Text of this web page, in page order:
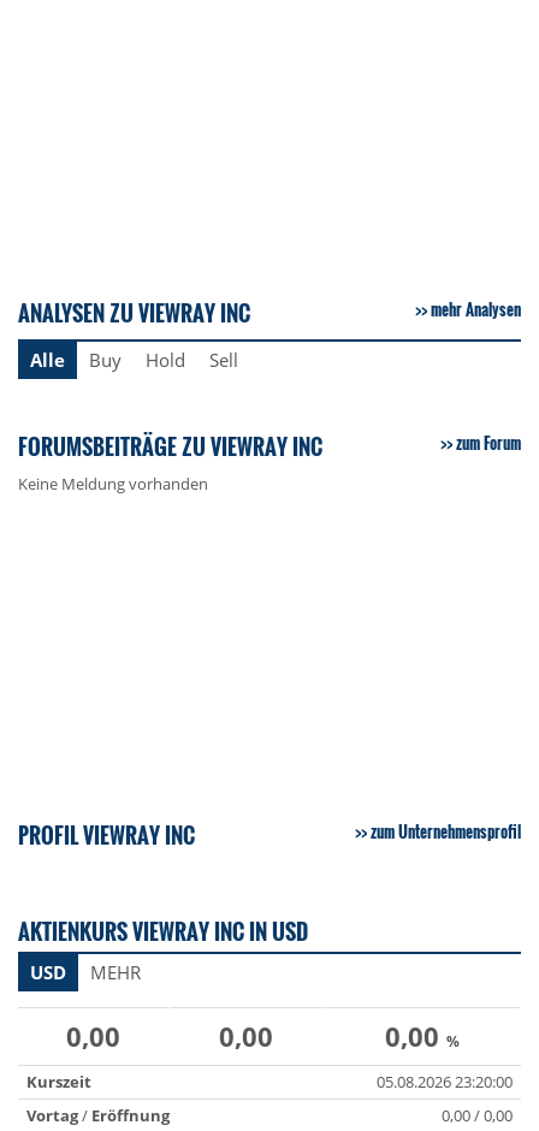
ANALYSEN ZU VIEWRAY INC mehr Analysen
Alle Buy Hold Sell
FORUMSBEITRÄGE ZU VIEWRAY INC zum Forum
Keine Meldung vorhanden
PROFIL VIEWRAY INC zum Unternehmensprofil
AKTIENKURS VIEWRAY INC IN USD
USD MEHR
0,00 0,00 0,00 %
Kurszeit
05.08.2026 23:20:00
Vortag/ Eröffnung 0,00 / 0,00